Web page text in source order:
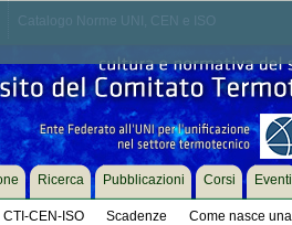
CEN-ISO Scadenze Come nasce
Ricerca Pubblicazioni Corsi Eventi